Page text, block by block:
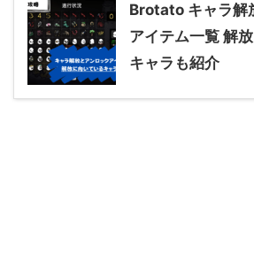
Brotato キャラ解
アイテム一覧 解
キャラも紹介